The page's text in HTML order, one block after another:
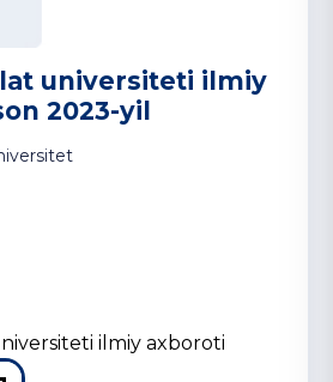
universiteti ilmiy
2023-yil
ilmiy axboroti